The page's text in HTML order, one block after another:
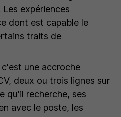
expériences
dont est capable le
traits de
une accroche
deux ou trois lignes sur
qu'il recherche, ses
avec le poste, les